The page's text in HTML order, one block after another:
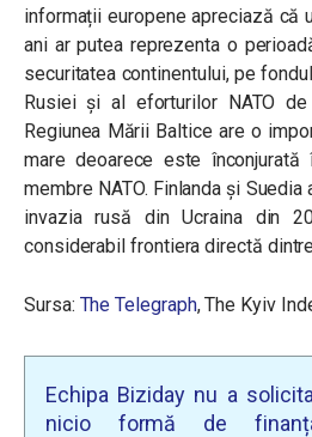
informații europene apreciază că
ani ar putea reprezenta o
securitatea continentului, pe
Rusiei și al eforturilor NATO
Regiunea Mării Baltice are o
mare deoarece este
membre NATO. Finlanda și
invazia rusă din Ucraina din
considerabil frontiera directă
Sursa: The Telegraph, The Kyiv
Echipa Biziday nu a
nicio formă de